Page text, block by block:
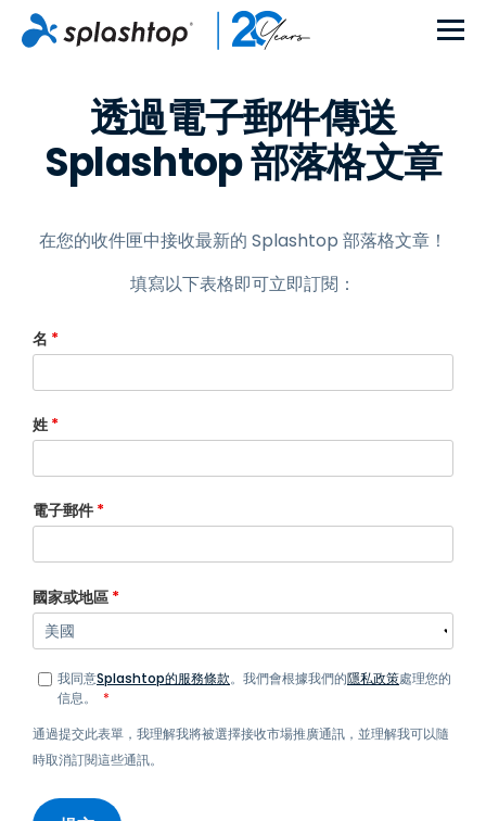
透過電子郵件傳送
Splashtop 部落格文章
在您的收件匣中接收最新的 Splashtop 部落格文章！
填寫以下表格即可立即訂閱：
名 *
姓 *
電子郵件 *
國家或地區 *
我同意Splashtop的服務條款。我們會根據我們的隱私政策處理您的
信息。
*
通過提交此表單，我理解我將被選擇接收市場推廣通訊，並理解我可以隨
時取消訂閱這些通訊。